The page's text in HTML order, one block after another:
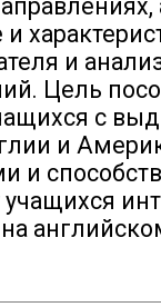
и
Цель
с
и
и